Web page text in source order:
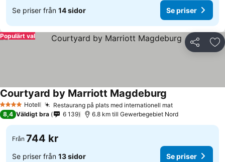
Se priser från 14 sidor Se priser
Dela
Populärt val
4 StjärnorHotell Restaurang på plats med internationell mat
Courtyard by Marriott Magdeburg
8,4 Väldigt bra 6 139 6.8 km till Gewerbegebiet Nord
Från 744 kr
Se priser från 13 sidor Se priser